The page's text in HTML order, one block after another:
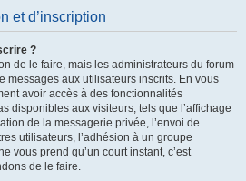
et d’inscription
?
de le faire, mais les administrateurs du forum
messages aux utilisateurs inscrits. En vous
avoir accès à des fonctionnalités
disponibles aux visiteurs, tels que l’affichage
de la messagerie privée, l’envoi de
utilisateurs, l’adhésion à un groupe
vous prend qu’un court instant, c’est
de le faire.